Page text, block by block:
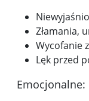
Złamania,
Wycofanie
Lęk przed
Emocjonalne: